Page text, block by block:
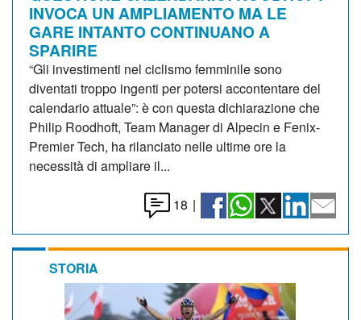
INVOCA UN AMPLIAMENTO MA LE
GARE INTANTO CONTINUANO A
SPARIRE
“Gli investimenti nel ciclismo femminile sono
diventati troppo ingenti per potersi accontentare del
calendario attuale”: è con questa dichiarazione che
Philip Roodhoft, Team Manager di Alpecin e Fenix-
Premier Tech, ha rilanciato nelle ultime ore la
necessità di ampliare il...
18 |
STORIA